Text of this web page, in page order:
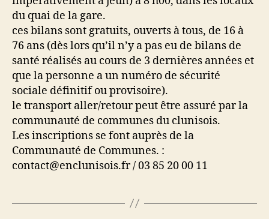
du quai de la gare.
ces bilans sont gratuits, ouverts à tous, de 16 à
76 ans (dès lors qu’il n’y a pas eu de bilans de
santé réalisés au cours de 3 dernières années et
que la personne a un numéro de sécurité
sociale définitif ou provisoire).
le transport aller/retour peut être assuré par la
communauté de communes du clunisois.
Les inscriptions se font auprès de la
Communauté de Communes. :
contact@enclunisois.fr / 03 85 20 00 11